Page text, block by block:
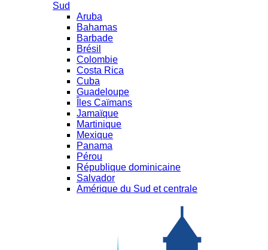
Sud
Aruba
Bahamas
Barbade
Brésil
Colombie
Costa Rica
Cuba
Guadeloupe
Îles Caïmans
Jamaïque
Martinique
Mexique
Panama
Pérou
République dominicaine
Salvador
Amérique du Sud et centrale